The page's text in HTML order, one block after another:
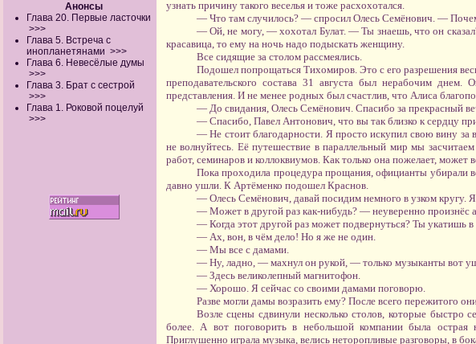
Анонсы
Глава 20. Первые ласточки
>>>
Глава 5. Встреча с
инопланетянами >>>
Глава 6. Невесёлые думы
>>>
Глава 3. Брат с сестрой
>>>
Глава 1. Роковой поцелуй
>>>
узнать причину такого веселья и тоже расхохотался.
— Что там случилось? — спросил Олесь Семёнович. —
— Ой, не могу, — хохотал Булат. — Ты знаешь, что он
красавица, то ему на ночь надо подыскать женщину.
Все сидящие за столом рассмеялись.
Подошел попрощаться Тихомиров. Это с его разрешения
преподавательского состава 31 августа был нерабочим днем.
представления. И не менее родных был счастлив, что Алиса
— До свидания, Олесь Семёнович. Спасибо за прекрасный
— Спасибо, Павел Антонович, что вы так близко к сердцу
— Не стоит благодарности. Я просто искупил свою вину
не волнуйтесь. Её путешествие в параллельный мир мы
работ, семинаров и коллоквиумов. Как только она пожелает, может
Пока проходила процедура прощания, официанты убирали
давно ушли. К Артёменко подошел Краснов.
— Олесь Семёнович, давай посидим немного в узком кругу.
— Может в другой раз как-нибудь? — неуверенно произнёс
— Когда этот другой раз может подвернуться? Ты укатишь
— Ах, вон, в чём дело! Но я же не один.
— Мы все с дамами.
— Ну, ладно, — махнул он рукой, — только музыканты вот
— Здесь великолепный магнитофон.
— Хорошо. Я сейчас со своими дамами поговорю.
Разве могли дамы возразить ему? После всего пережитого
Возле сцены сдвинули несколько столов, которые быстро
более. А вот поговорить в небольшой компании была острая
Приглушенно играла музыка, велись неторопливые разговоры, в